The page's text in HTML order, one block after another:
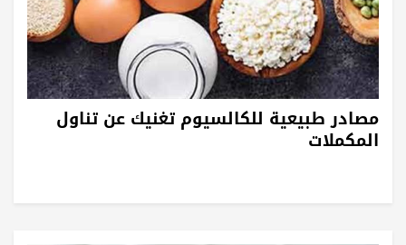
مصادر طبيعية للكالسيوم تغنيك عن تناول
المكملات